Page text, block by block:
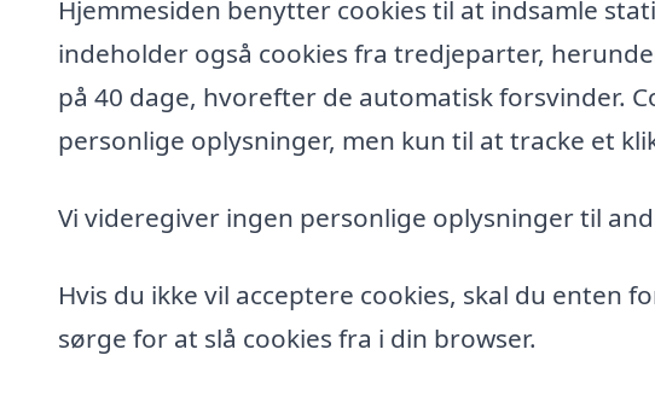
Hjemmesiden benytter cookies til at indsamle
indeholder også cookies fra tredjeparter,
på 40 dage, hvorefter de automatisk forsvinder.
personlige oplysninger, men kun til at tracke et
Vi videregiver ingen personlige oplysninger til
Hvis du ikke vil acceptere cookies, skal du enten
sørge for at slå cookies fra i din browser.